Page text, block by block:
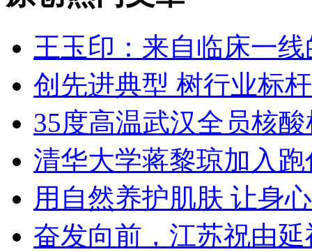
王玉印：来自临床一线
创先进典型 树行业标杆
35度高温武汉全员核
清华大学蒋黎琼加入跑
用自然养护肌肤 让身
奋发向前，江苏祝由延